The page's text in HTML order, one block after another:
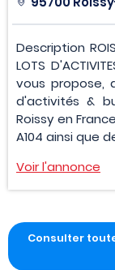
Description
LOTS
vous propose,
d'activités &
Roissy en
A104 ainsi que
Voir l'annonce
Consulter